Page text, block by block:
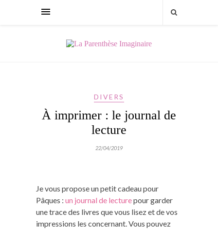
DIVERS
À imprimer : le journal de
lecture
22/04/2019
Je vous propose un petit cadeau pour
Pâques : un journal de lecturepour garder
une trace des livres que vous lisez et de vos
impressions les concernant. Vous pouvez